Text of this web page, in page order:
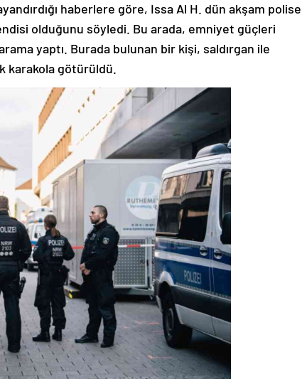
haberlere göre, Issa Al H. dün akşam polise
olduğunu söyledi. Bu arada, emniyet güçleri
yaptı. Burada bulunan bir kişi, saldırgan ile
karakola götürüldü.